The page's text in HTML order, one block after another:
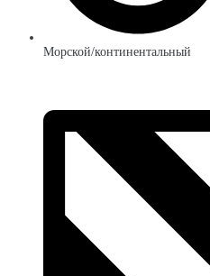
Морской/континентальный